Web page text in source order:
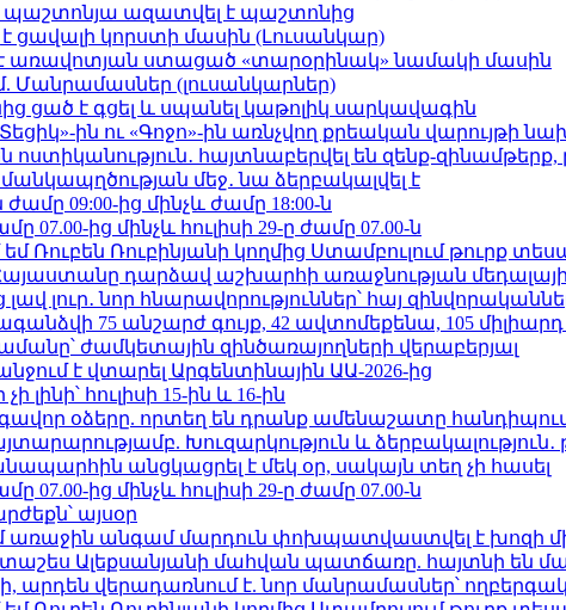
պաշտոնյա ազատվել է պաշտոնից
ցավալի կորստի մասին (Լուսանկար)
է առավոտյան ստացած «տարօրինակ» նամակի մասին
(լուսանկարներ)
ցած է գցել և սպանել կաթոլիկ սարկավագին
ին ու «Գոջո»-ին առնչվող քրեական վարույթի
ոստիկանություն․ հայտնաբերվել են զենք-
մեջ․ նա ձերբակալվել է
09:00-ից մինչև ժամը 18:00-ն
07.00-ից մինչև հուլիսի 29-ը ժամը 07.00-ն
Ռուբինյանի կողմից Ստամբուլում թուրք
դարձավ աշխարհի առաջնության
լուր․ նոր հնարավորություններ՝ հայ
75 անշարժ գույք, 42 ավտոմեքենա, 105 միլիարդ
ժամկետային զինծառայողների վերաբերյալ
է վտարել Արգենտինային ԱԱ-2026-ից
լինի՝ հուլիսի 15-ին և 16-ին
օձերը. որտեղ են դրանք ամենաշատը
Խուզարկություն և
անցկացրել է մեկ օր, սակայն տեղ չի հասել
07.00-ից մինչև հուլիսի 29-ը ժամը 07.00-ն
այսօր
առաջին անգամ մարդուն փոխպատվաստվել է խոզի
Ալեքսանյանի մահվան պատճառը. հայտնի են
արդեն վերադառնում է. նոր մանրամասներ՝